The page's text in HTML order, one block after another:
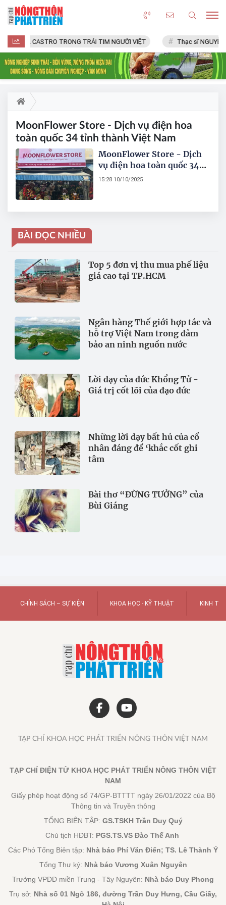
FIDEL CASTRO TRONG TRÁI TIM NGƯỜI VIỆT Thạc sĩ NGUYỄN
MoonFlower Store - Dịch vụ điện hoa
toàn quốc 34 tỉnh thành Việt Nam
MoonFlower Store - Dịch
vụ điện hoa toàn quốc 34
tỉnh thành Việt Nam
15:28 10/10/2025
BÀI ĐỌC NHIỀU
Top 5 đơn vị thu mua phế liệu
giá cao tại TP.HCM
Ngân hàng Thế giới hợp tác và
hỗ trợ Việt Nam trong đảm
bảo an ninh nguồn nước
Lời dạy của đức Khổng Tử -
Giá trị cốt lõi của đạo đức
Những lời dạy bất hủ của cổ
nhân đáng để ‘khắc cốt ghi
tâm
Bài thơ “ĐỪNG TƯỞNG” của
Bùi Giáng
CHÍNH SÁCH – SỰ KIỆN KHOA HỌC - KỸ THUẬT KINH TẾ
TẠP CHÍ KHOA HỌC PHÁT TRIỂN NÔNG THÔN VIỆT NAM
TẠP CHÍ ĐIỆN TỬ KHOA HỌC PHÁT TRIỂN NÔNG THÔN VIỆT
NAM
Giấy phép hoạt động số 74/GP-BTTTT ngày 26/01/2022 của Bộ
Thông tin và Truyền thông
TỔNG BIÊN TẬP: GS.TSKH Trần Duy Quý
Chủ tịch HĐBT: PGS.TS.VS Đào Thế Anh
Các Phó Tổng Biên tập: Nhà báo Phí Văn Điển; TS. Lê Thành Ý
Tổng Thư ký: Nhà báo Vương Xuân Nguyên
Trưởng VPĐD miền Trung - Tây Nguyên: Nhà báo Duy Phong
Trụ sở: Nhà số 01 Ngõ 186, đường Trần Duy Hưng, Cầu Giấy,